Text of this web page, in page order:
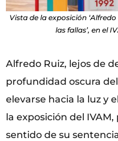
Vista de la exposición
las fallas’, en el
Alfredo Ruiz, lejos de
profundidad oscura
elevarse hacia la luz y
la exposición del
sentido de su